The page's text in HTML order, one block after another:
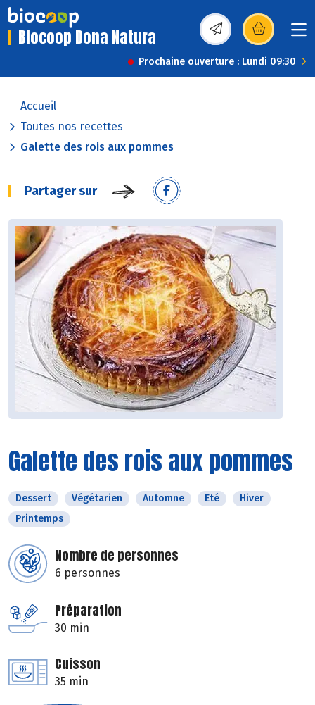
Biocoop Dona Natura (s’ouvre dans une
Prochaine ouverture : Lundi 09:30
Accueil
Toutes nos recettes
Galette des rois aux pommes
Partager sur
Galette des rois aux pommes
Dessert Végétarien Automne Eté
Hiver
Printemps
Nombre de personnes
6 personnes
Préparation
30 min
Cuisson
35 min